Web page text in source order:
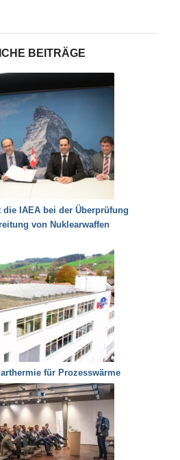
BEITRÄGE
die IAEA bei der Überprüfung
von Nuklearwaffen
für Prozesswärme